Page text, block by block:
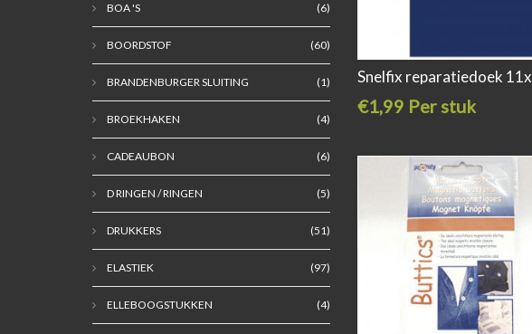
BOA 'S (6)
BOORDSTOF (60)
BRANDENBURGER SLUITING (1)
BROEKHAKEN (4)
CADEAUBON (6)
D RINGEN / RINGEN (5)
DRUKKERS (51)
ELASTIEK (97)
ELLEBOOGSTUKKEN (4)
Snelfix reparatiedoek 11x
€1,99 Per stuk